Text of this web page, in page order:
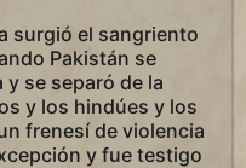
surgió el sangriento
Pakistán se
se separó de la
y los hindúes y los
frenesí de violencia
y fue testigo